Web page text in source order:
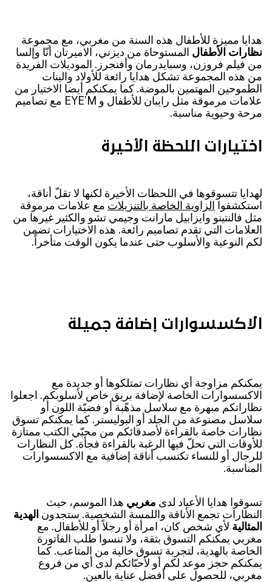
هدايا مميزة للأطفال هذه السنة من مغربي، مع مجموعة
نظارات الأطفال المستوحاة من ديزني، الاميرتان أنّا وإلسا
من فيلم فروزن، وسبايدرمان وأفنجرز. الموديلات الفريدة
من هذه المجموعة تشكل هدايا رائعة للأولاد والبنات
الطموحين المهتمين بالموضة. كما يمكنكم أيضا الاختيار من
علامات مرموقة مثل رايبان للأطفال و EYE’M مع تصاميم
مرحة وحيوية مناسبة.
اختيارات اللحظة الأخيرة
لهدايا تتسوقوها في اللحظات الأخيرة لكنها لا تقلّ أناقة،
استكشفوا الزاوية الخاصة بالتنزيلات مع علامات مرموقة
مثل فالنتينو وايزابيل مارانت وجيمي تشو والكثير غيرها من
العلامات التي تقدم تصاميم رائعة. هذه الاختيارات تضمن
لكم النوعية والأسلوب حتى عندما يكون الوقت متأخراً.
الاكسسوارات إضافة جميلة
يمكنكم مزاوجة أي نظارات تمتلكوها أو جديدة مع
الاكسسوارات الخاصة لإضافة بريق خاص لأسلوبكم. اجعلوا
نظاراتكم مبهرة مع سلاسل مذهّبة أو فضيّة اللون أو
سلاسل مصنوعة من الجلد أو البوليستر. كما يمكنكم تسوق
نظارات خاصة بالقراءة لأصدقائكم من محبّي الكتب ممتازة
للأوقات التي تحلّ فيها الرغبة بالقراءة فجأة. كل النظارات
للرجال أو للنساء تكتسب أناقة إضافية مع الاكسسوارات
المناسبة.
تسوقوا هدايا الأعياد لدى مغربي هذا الموسم، حيث
النظارات تجمع الأناقة واللمسة الشخصية. ستجدون الهدية
المثالية لأي شخص كان، امرأة أو رجلاً أو للأطفال. مع
مغربي يمكنكم التسوق بثقة، ولا تنسوا طلب الفاتورة
الخاصة بالهدية، لتجربة تسوق خالية من المتاعب. كما
يمكنكم حجز موعد لكم أو لأحبّائكم لدى أي من فروع
مغربي، للحصول على أفضل عناية بالعين.